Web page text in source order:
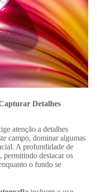
Detalhes
atenção a detalhes
campo, dominar algumas
A profundidade de
permitindo destacar os
o fundo se